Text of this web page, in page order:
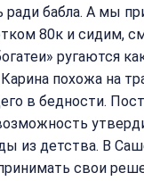
ради бабла. А мы
80к и сидим,
ругаются
похожа на
в бедности.
из детства. В
свои